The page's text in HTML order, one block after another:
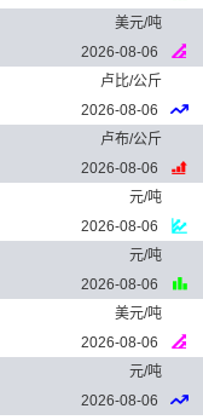
美元/吨
2026-08-06
卢比/公斤
2026-08-06
卢布/公斤
2026-08-06
元/吨
2026-08-06
元/吨
2026-08-06
美元/吨
2026-08-06
元/吨
2026-08-06